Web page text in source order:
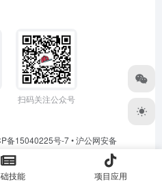
扫码关注公众号
备15040225号-7•沪公网安备
号
技能 项目应用